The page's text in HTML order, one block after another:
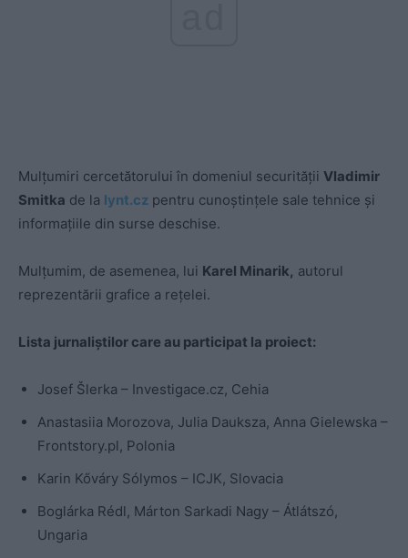
Mulțumiri cercetătorului în domeniul securității Vladimir
Smitka de la lynt.cz pentru cunoștințele sale tehnice și
informațiile din surse deschise.
Mulțumim, de asemenea, lui Karel Minarik, autorul
reprezentării grafice a rețelei.
Lista jurnaliștilor care au participat la proiect:
Josef Šlerka – Investigace.cz, Cehia
Anastasiia Morozova, Julia Dauksza, Anna Gielewska –
Frontstory.pl, Polonia
Karin Kőváry Sólymos – ICJK, Slovacia
Boglárka Rédl, Márton Sarkadi Nagy – Átlátszó,
Ungaria